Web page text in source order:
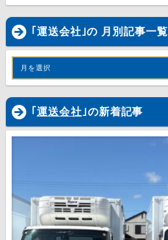
｢運送会社｣の 月別記事一覧
月を選択
｢ 運送会社｣の新着記事